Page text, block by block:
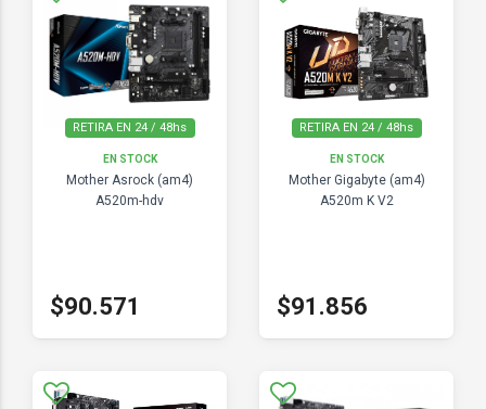
RETIRA EN 24 / 48hs
EN STOCK
Mother Asrock (am4)
A520m-hdv
$90.571
RETIRA EN 24 / 48hs
EN STOCK
Mother Gigabyte (am4)
A520m K V2
$91.856